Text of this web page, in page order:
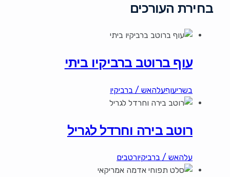
בחירת העורכים
עוף ברוטב ברביקיו ביתי
בשריעוףעלהאש / ברביקיו
רוטב בירה וחרדל לגריל
עלהאש / ברביקיורטבים